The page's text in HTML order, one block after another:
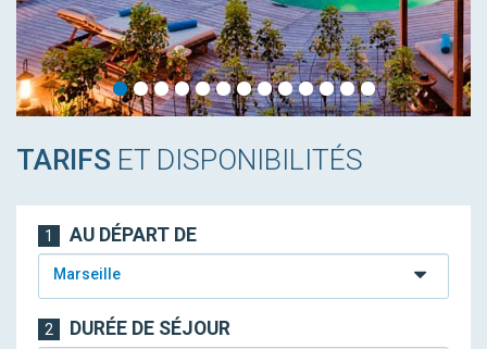
TARIFS ET DISPONIBILITÉS
1 AU DÉPART DE
Marseille
2 DURÉE DE SÉJOUR